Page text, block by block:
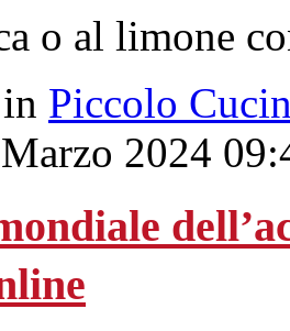
o al limone
Piccolo
2024